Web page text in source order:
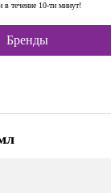
течение 10-ти минут!
Бренды